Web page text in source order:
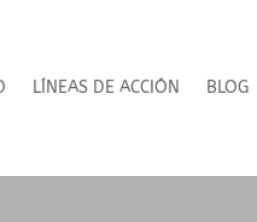
LÍNEAS DE ACCIÓN BLOG